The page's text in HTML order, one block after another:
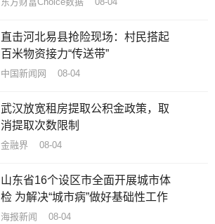
直击河北易县抢险现场：村民搭起
百米物资接力“传送带”
中国新闻网 08-04
武汉放宽租房提取公积金政策，取
消提取次数限制
金融界 08-04
山东省16个设区市全面开展城市体
检 为解决“城市病”做好基础性工作
海报新闻 08-04